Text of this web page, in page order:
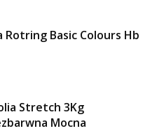
Basic Colours Hb
Stretch 3Kg
Mocna